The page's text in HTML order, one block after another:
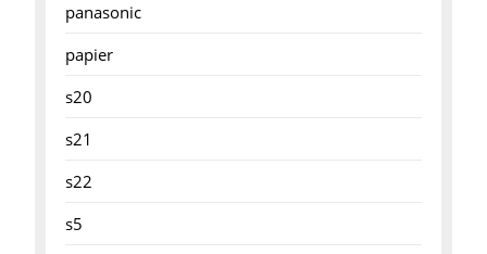
panasonic
papier
s20
s21
s22
s5